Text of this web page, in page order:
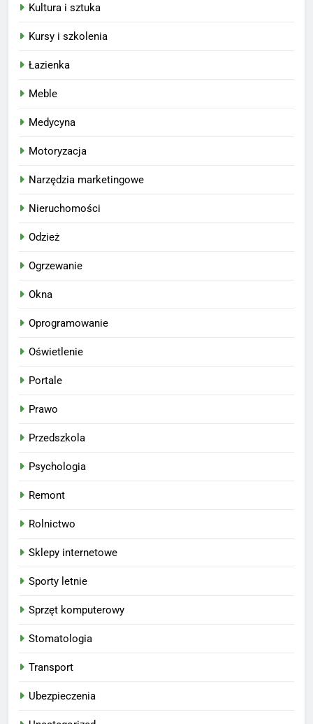
Kultura i sztuka
Kursy i szkolenia
Łazienka
Meble
Medycyna
Motoryzacja
Narzędzia marketingowe
Nieruchomości
Odzież
Ogrzewanie
Okna
Oprogramowanie
Oświetlenie
Portale
Prawo
Przedszkola
Psychologia
Remont
Rolnictwo
Sklepy internetowe
Sporty letnie
Sprzęt komputerowy
Stomatologia
Transport
Ubezpieczenia